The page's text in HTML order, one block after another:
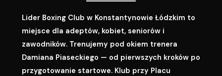
Lider Boxing Club w Konstantynowie Łódzkim to
miejsce dla adeptów, kobiet, seniorów i
zawodników. Trenujemy pod okiem trenera
Damiana Piaseckiego — od pierwszych kroków po
przygotowanie startowe. Klub przy Placu